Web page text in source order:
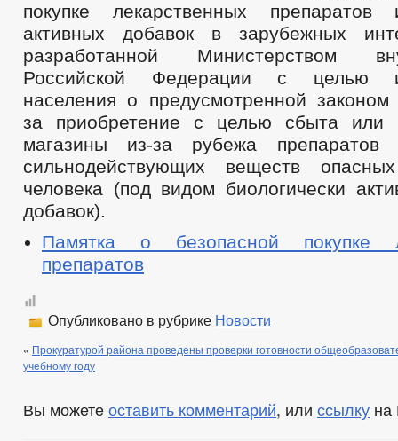
покупке лекарственных препаратов
активных добавок в зарубежных
разработанной Министерством
Российской Федерации с целью
населения о предусмотренной законом
за приобретение с целью сбыта или
магазины из-за рубежа препаратов
сильнодействующих веществ
человека (под видом биологически
добавок).
Памятка о безопасной покупке
препаратов
Опубликовано в рубрике Новости
« Прокуратурой района проведены проверки готовности
учебному году
Вы можете оставить комментарий, или ссылку на